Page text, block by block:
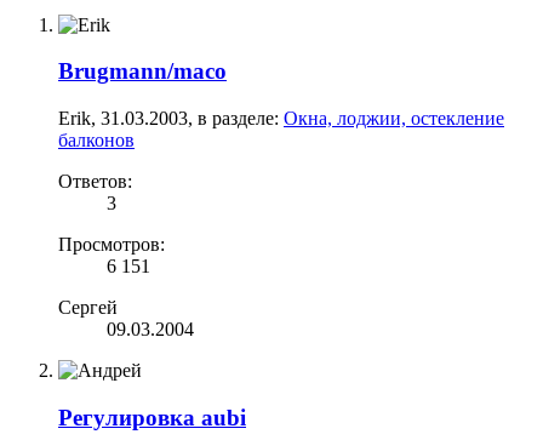
Brugmann/maco
Erik, 31.03.2003, в разделе: Окна, лоджии, остекление
балконов
Ответов:
3
Просмотров:
6 151
Сергей
09.03.2004
Регулировка aubi